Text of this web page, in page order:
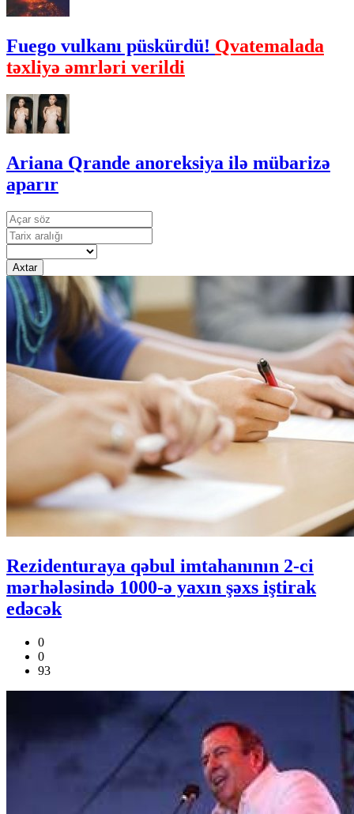
Fuego vulkanı püskürdü! Qvatemalada
təxliyə əmrləri verildi
Ariana Qrande anoreksiya ilə mübarizə
aparır
Axtar
Rezidenturaya qəbul imtahanının 2-ci
mərhələsində 1000-ə yaxın şəxs iştirak
edəcək
0
0
93